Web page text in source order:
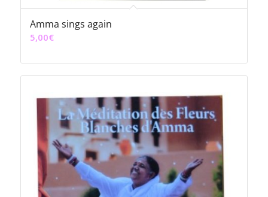
Amma sings again
5,00€